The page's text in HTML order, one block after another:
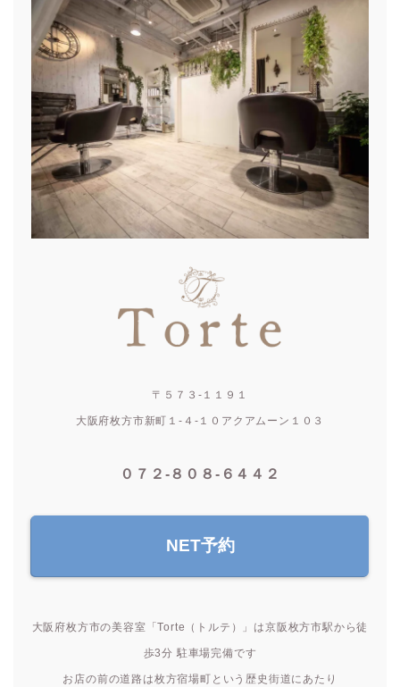
〒５７３-１１９１
大阪府枚方市新町１-４-１０アクアムーン１０３
０７２-８０８-６４４２
NET予約
大阪府枚方市の美容室「Torte（トルテ）」は京阪枚方市駅から徒
歩3分 駐車場完備です
お店の前の道路は枚方宿場町という歴史街道にあたり